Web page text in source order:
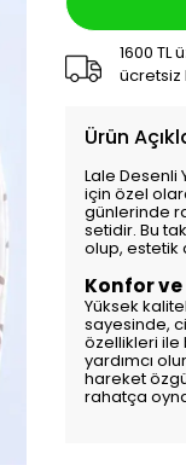
1600 TL
ücretsiz
Ürün
Lale Desenli
için özel
günlerinde
setidir. Bu
olup, estetik
Konfor
Yüksek
sayesinde,
özellikleri ile
yardımcı
hareket
rahatça